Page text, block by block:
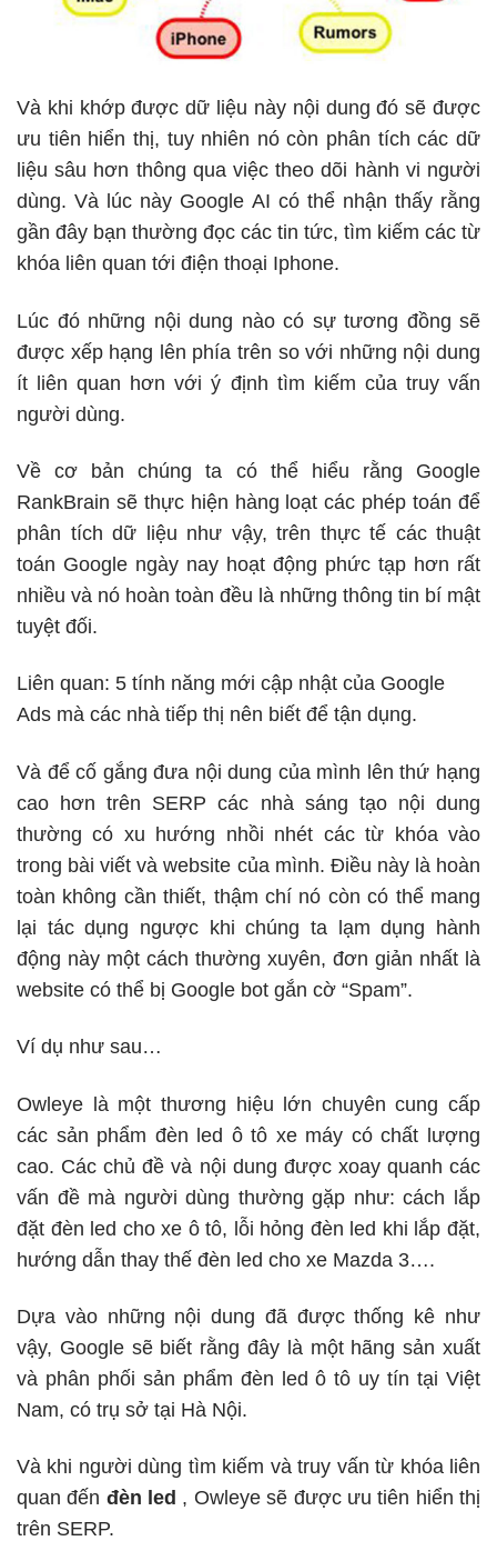
Và khi khớp được dữ liệu này nội dung đó sẽ được
ưu tiên hiển thị, tuy nhiên nó còn phân tích các dữ
liệu sâu hơn thông qua việc theo dõi hành vi người
dùng. Và lúc này Google AI có thể nhận thấy rằng
gần đây bạn thường đọc các tin tức, tìm kiếm các từ
khóa liên quan tới điện thoại Iphone.
Lúc đó những nội dung nào có sự tương đồng sẽ
được xếp hạng lên phía trên so với những nội dung
ít liên quan hơn với ý định tìm kiếm của truy vấn
người dùng.
Về cơ bản chúng ta có thể hiểu rằng Google
RankBrain sẽ thực hiện hàng loạt các phép toán để
phân tích dữ liệu như vậy, trên thực tế các thuật
toán Google ngày nay hoạt động phức tạp hơn rất
nhiều và nó hoàn toàn đều là những thông tin bí mật
tuyệt đối.
Liên quan: 5 tính năng mới cập nhật của Google
Ads mà các nhà tiếp thị nên biết để tận dụng.
Và để cố gắng đưa nội dung của mình lên thứ hạng
cao hơn trên SERP các nhà sáng tạo nội dung
thường có xu hướng nhồi nhét các từ khóa vào
trong bài viết và website của mình. Điều này là hoàn
toàn không cần thiết, thậm chí nó còn có thể mang
lại tác dụng ngược khi chúng ta lạm dụng hành
động này một cách thường xuyên, đơn giản nhất là
website có thể bị Google bot gắn cờ “Spam”.
Ví dụ như sau…
Owleye là một thương hiệu lớn chuyên cung cấp
các sản phẩm đèn led ô tô xe máy có chất lượng
cao. Các chủ đề và nội dung được xoay quanh các
vấn đề mà người dùng thường gặp như: cách lắp
đặt đèn led cho xe ô tô, lỗi hỏng đèn led khi lắp đặt,
hướng dẫn thay thế đèn led cho xe Mazda 3….
Dựa vào những nội dung đã được thống kê như
vậy, Google sẽ biết rằng đây là một hãng sản xuất
và phân phối sản phẩm đèn led ô tô uy tín tại Việt
Nam, có trụ sở tại Hà Nội.
Và khi người dùng tìm kiếm và truy vấn từ khóa liên
quan đến đèn led , Owleye sẽ được ưu tiên hiển thị
trên SERP.